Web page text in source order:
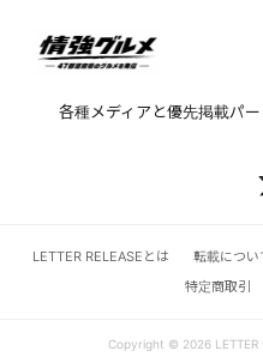
各種メディアと優先掲載パ
LETTER RELEASEとは 転載につい
特定商取引
Copyright © 2026 LETTER